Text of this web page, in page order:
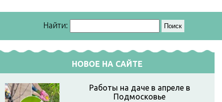
Найти:
НОВОЕ НА САЙТЕ
Работы на даче в апреле в
Подмосковье